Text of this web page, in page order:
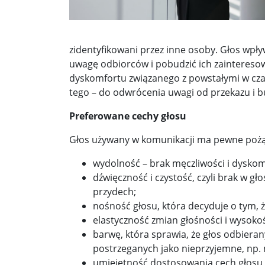
Donald Trump żąda porozumienia, które
Sławomir Mentzen: Migracja legalna również
Dni Konia Arabskiego 2025 – pasja, tradycja i
Zełenski chciał rozmawiać z Nawrockim.
Presja na Izrael rośnie. Kolejny kraj G7
Powstanie to nie jest zamknięta karta historii ...
Walka z okupantem, walka z ogniem ...
Zaproszenie. Spacer z historią: „Warszawa
Cyniczne współczucie dla ofiar ... Socjaliści w
Leszek Miller wieszczy koniec Polski 2050.
zidentyfikowani przez inne osoby. Głos
uwagę odbiorców i pobudzić ich
dyskomfortu związanego z powstałymi w
tego – do odwrócenia uwagi od przekazu i
Preferowane cechy głosu
Głos używany w komunikacji ma pewne
wydolność – brak męczliwości i
dźwięczność i czystość, czyli brak w
przydech;
nośność głosu, która decyduje o tym,
elastyczność zmian głośności i
barwę, która sprawia, że głos
postrzeganych jako nieprzyjemne,